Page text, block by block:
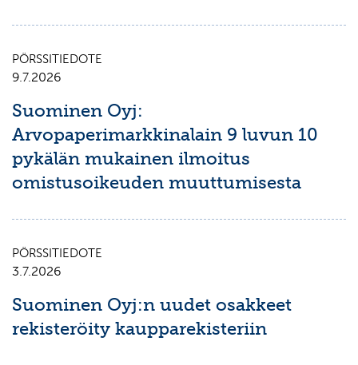
PÖRSSITIEDOTE
9.7.2026
Suominen Oyj:
Arvopaperimarkkinalain 9 luvun 10
pykälän mukainen ilmoitus
omistusoikeuden muuttumisesta
PÖRSSITIEDOTE
3.7.2026
Suominen Oyj:n uudet osakkeet
rekisteröity kaupparekisteriin